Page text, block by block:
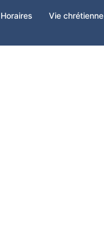
Horaires Vie chrétienne